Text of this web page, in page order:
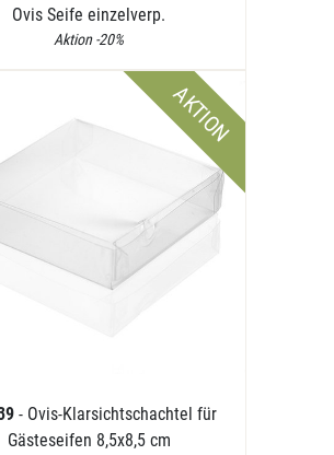
Ovis Seife einzelverp.
Aktion -20%
AKTION
- Ovis-Klarsichtschachtel für
Gästeseifen 8,5x8,5 cm